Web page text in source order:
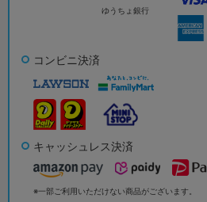
ゆうちょ銀行
コンビニ決済
キャッシュレス決済
※一部ご利用いただけない商品がございます。